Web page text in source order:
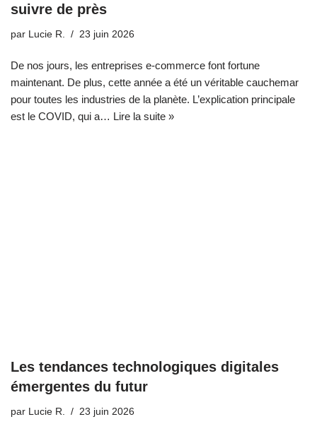
suivre de près
par Lucie R. 23 juin 2026
De nos jours, les entreprises e-commerce font fortune
maintenant. De plus, cette année a été un véritable cauchemar
pour toutes les industries de la planète. L’explication principale
est le COVID, qui a… Lire la suite »
Les tendances technologiques digitales
émergentes du futur
par Lucie R. 23 juin 2026